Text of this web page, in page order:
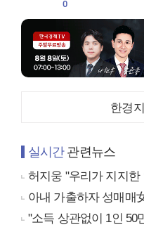
0
한경
실시간관련뉴스
허지웅 "우리가 지지한
아내 가출하자 성매매
"소득 상관없이 1인